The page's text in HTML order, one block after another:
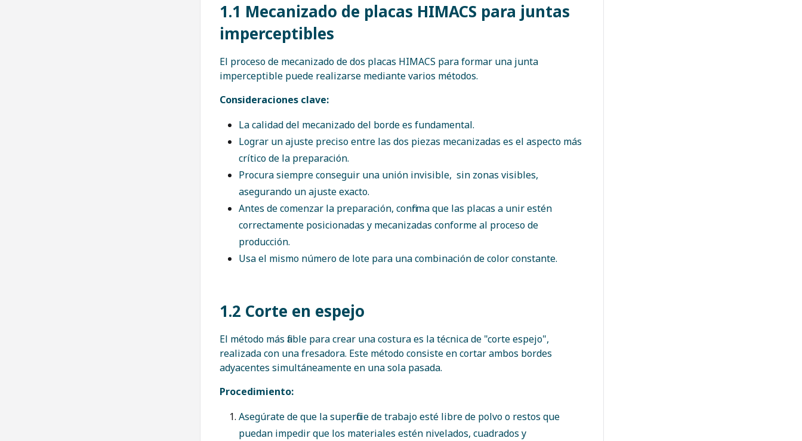
1.1 Mecanizado de placas HIMACS para juntas
imperceptibles
El proceso de mecanizado de dos placas HIMACS para formar una junta
imperceptible puede realizarse mediante varios métodos.
Consideraciones clave:
La calidad del mecanizado del borde es fundamental.
Lograr un ajuste preciso entre las dos piezas mecanizadas es el aspecto más
crítico de la preparación.
Procura siempre conseguir una unión invisible, sin zonas visibles,
asegurando un ajuste exacto.
Antes de comenzar la preparación, confirma que las placas a unir estén
correctamente posicionadas y mecanizadas conforme al proceso de
producción.
Usa el mismo número de lote para una combinación de color constante.
1.2 Corte en espejo
El método más fiable para crear una costura es la técnica de "corte espejo",
realizada con una fresadora. Este método consiste en cortar ambos bordes
adyacentes simultáneamente en una sola pasada.
Procedimiento:
Asegúrate de que la superficie de trabajo esté libre de polvo o restos que
puedan impedir que los materiales estén nivelados, cuadrados y